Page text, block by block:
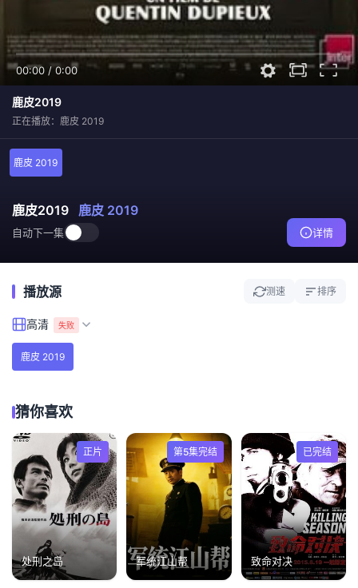
00:00 /0:00
鹿皮2019
正在播放：鹿皮 2019
鹿皮 2019
鹿皮2019 鹿皮 2019
自动下一集 详情
播放源 测速 排序
高清 失败
鹿皮 2019
猜你喜欢
正片
处刑之岛
第5集完结
军统江山帮
已完结
致命对决